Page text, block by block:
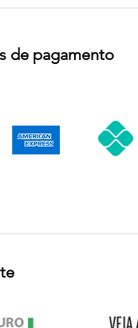
de pagamento